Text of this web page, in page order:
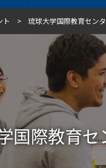
ト 琉球大学国際教育セン
国際教育セ